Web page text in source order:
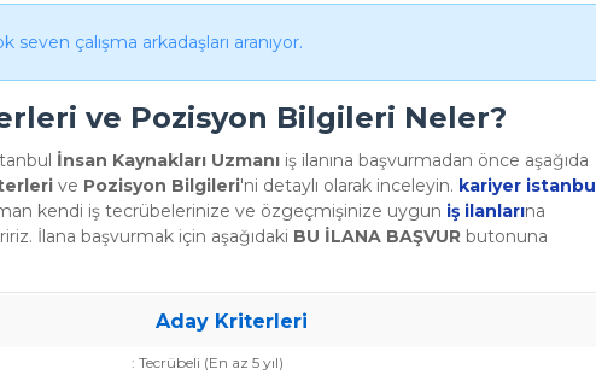
seven çalışma arkadaşları aranıyor.
ve Pozisyon Bilgileri Neler?
İnsan Kaynakları Uzmanı iş ilanına başvurmadan önce aşağıda
ve Pozisyon Bilgileri'ni detaylı olarak inceleyin. kariyer istanbul
kendi iş tecrübelerinize ve özgeçmişinize uygun iş ilanlarına
İlana başvurmak için aşağıdaki BU İLANA BAŞVUR butonuna
Aday Kriterleri
: Tecrübeli (En az 5 yıl)